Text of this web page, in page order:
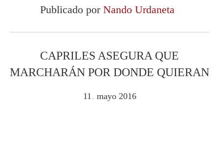
Publicado por Nando Urdaneta
CAPRILES ASEGURA QUE
MARCHARÁN POR DONDE QUIERAN
11 mayo 2016